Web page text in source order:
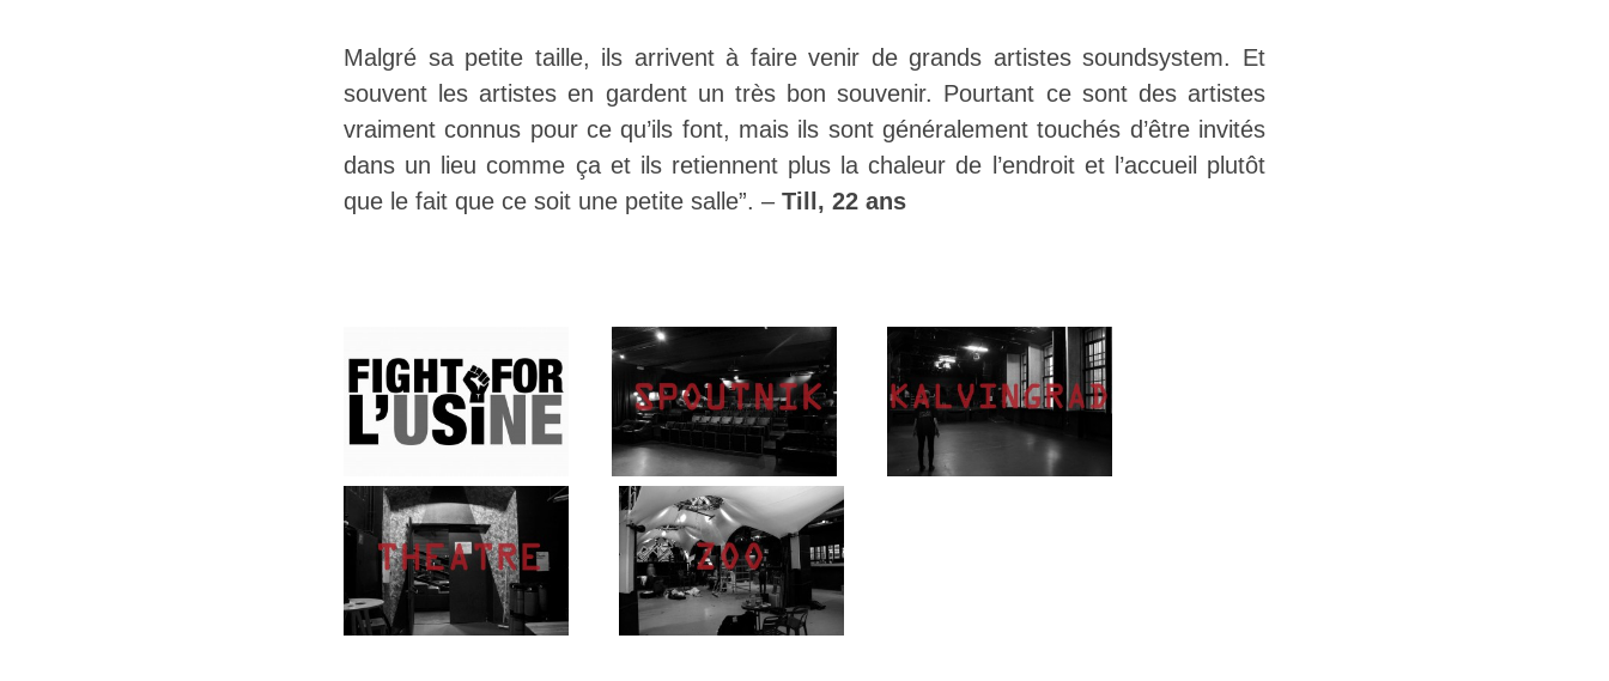
Malgré sa petite taille, ils arrivent à faire venir de grands artistes soundsystem. Et
souvent les artistes en gardent un très bon souvenir. Pourtant ce sont des artistes
vraiment connus pour ce qu’ils font, mais ils sont généralement touchés d’être invités
dans un lieu comme ça et ils retiennent plus la chaleur de l’endroit et l’accueil plutôt
que le fait que ce soit une petite salle”. – Till, 22 ans